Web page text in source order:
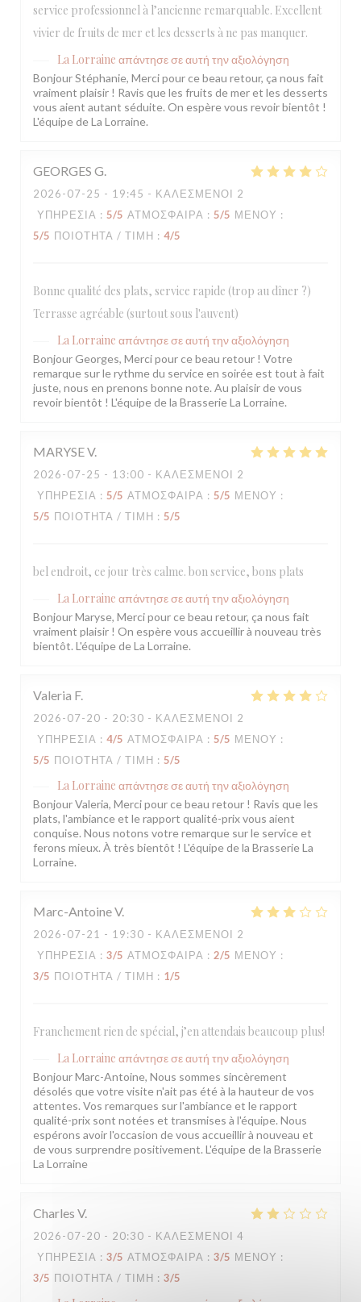
service professionnel à l’ancienne remarquable. Excellent
vivier de fruits de mer et les desserts à ne pas manquer.
La Lorraine απάντησε σε αυτή την αξιολόγηση
Bonjour Stéphanie, Merci pour ce beau retour, ça nous fait
vraiment plaisir ! Ravis que les fruits de mer et les desserts
vous aient autant séduite. On espère vous revoir bientôt !
L'équipe de La Lorraine.
GEORGES G
2026-07-25 - 19:45 - ΚΑΛΕΣΜΈΝΟΙ 2
ΥΠΗΡΕΣΊΑ : 5/5 ΑΤΜΌΣΦΑΙΡΑ : 5/5 ΜΕΝΟΎ :
5/5 ΠΟΙΌΤΗΤΑ / ΤΙΜΉ : 4/5
Bonne qualité des plats, service rapide (trop au dîner ?)
Terrasse agréable (surtout sous l'auvent)
La Lorraine απάντησε σε αυτή την αξιολόγηση
Bonjour Georges, Merci pour ce beau retour ! Votre
remarque sur le rythme du service en soirée est tout à fait
juste, nous en prenons bonne note. Au plaisir de vous
revoir bientôt ! L'équipe de la Brasserie La Lorraine.
MARYSEV
2026-07-25 - 13:00 - ΚΑΛΕΣΜΈΝΟΙ 2
ΥΠΗΡΕΣΊΑ : 5/5 ΑΤΜΌΣΦΑΙΡΑ : 5/5 ΜΕΝΟΎ :
5/5 ΠΟΙΌΤΗΤΑ / ΤΙΜΉ : 5/5
bel endroit, ce jour très calme. bon service, bons plats
La Lorraine απάντησε σε αυτή την αξιολόγηση
Bonjour Maryse, Merci pour ce beau retour, ça nous fait
vraiment plaisir ! On espère vous accueillir à nouveau très
bientôt. L'équipe de La Lorraine.
Valeria F
2026-07-20 - 20:30 - ΚΑΛΕΣΜΈΝΟΙ 2
ΥΠΗΡΕΣΊΑ : 4/5 ΑΤΜΌΣΦΑΙΡΑ : 5/5 ΜΕΝΟΎ :
5/5 ΠΟΙΌΤΗΤΑ / ΤΙΜΉ : 5/5
La Lorraine απάντησε σε αυτή την αξιολόγηση
Bonjour Valeria, Merci pour ce beau retour ! Ravis que les
plats, l'ambiance et le rapport qualité-prix vous aient
conquise. Nous notons votre remarque sur le service et
ferons mieux. À très bientôt ! L'équipe de la Brasserie La
Lorraine.
Marc-AntoineV
2026-07-21 - 19:30 - ΚΑΛΕΣΜΈΝΟΙ 2
ΥΠΗΡΕΣΊΑ : 3/5 ΑΤΜΌΣΦΑΙΡΑ : 2/5 ΜΕΝΟΎ :
3/5 ΠΟΙΌΤΗΤΑ / ΤΙΜΉ : 1/5
Franchement rien de spécial, j’en attendais beaucoup plus!
La Lorraine απάντησε σε αυτή την αξιολόγηση
Bonjour Marc-Antoine, Nous sommes sincèrement
désolés que votre visite n'ait pas été à la hauteur de vos
attentes. Vos remarques sur l'ambiance et le rapport
qualité-prix sont notées et transmises à l'équipe. Nous
espérons avoir l'occasion de vous accueillir à nouveau et
de vous surprendre positivement. L'équipe de la Brasserie
La Lorraine
Charles V
2026-07-20 - 20:30 - ΚΑΛΕΣΜΈΝΟΙ 4
ΥΠΗΡΕΣΊΑ : 3/5 ΑΤΜΌΣΦΑΙΡΑ : 3/5 ΜΕΝΟΎ :
3/5 ΠΟΙΌΤΗΤΑ / ΤΙΜΉ : 3/5